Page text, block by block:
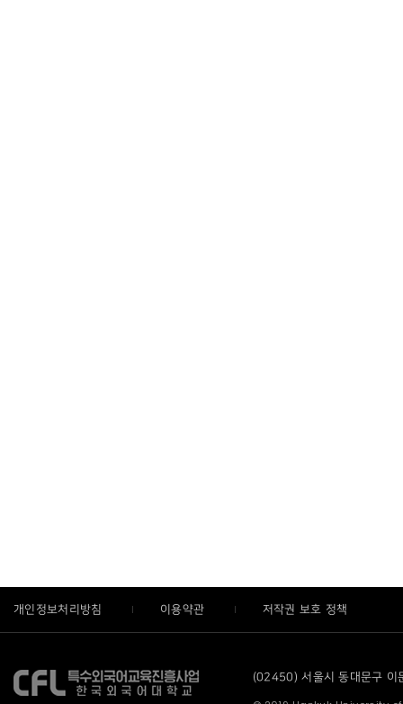
개인정보처리방침 이용약관 저작권 보호 정책
(02450) 서울시 동대문구